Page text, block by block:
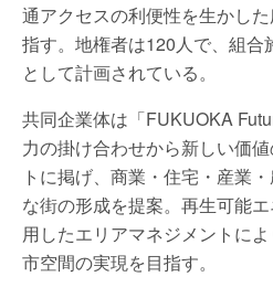
通アクセスの利便性を生かし
指す。地権者は120人で、組合
として計画されている。
共同企業体は「FUKUOKA
力の掛け合わせから新しい価
トに掲げ、商業・住宅・産業
な街の形成を提案。再生可能
用したエリアマネジメントに
市空間の実現を目指す。